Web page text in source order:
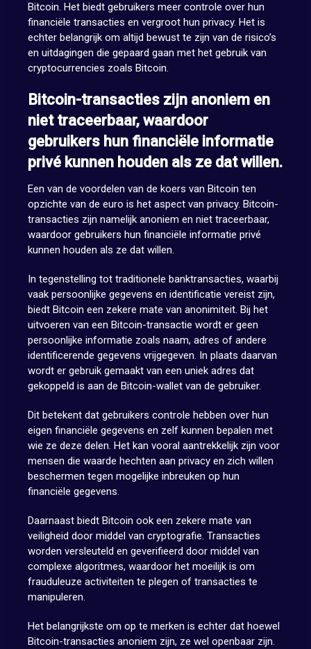
Bitcoin. Het biedt gebruikers meer controle over hun
financiële transacties en vergroot hun privacy. Het is
echter belangrijk om altijd bewust te zijn van de risico’s
en uitdagingen die gepaard gaan met het gebruik van
cryptocurrencies zoals Bitcoin.
Bitcoin-transacties zijn anoniem en
niet traceerbaar, waardoor
gebruikers hun financiële informatie
privé kunnen houden als ze dat willen.
Een van de voordelen van de koers van Bitcoin ten
opzichte van de euro is het aspect van privacy. Bitcoin-
transacties zijn namelijk anoniem en niet traceerbaar,
waardoor gebruikers hun financiële informatie privé
kunnen houden als ze dat willen.
In tegenstelling tot traditionele banktransacties, waarbij
vaak persoonlijke gegevens en identificatie vereist zijn,
biedt Bitcoin een zekere mate van anonimiteit. Bij het
uitvoeren van een Bitcoin-transactie wordt er geen
persoonlijke informatie zoals naam, adres of andere
identificerende gegevens vrijgegeven. In plaats daarvan
wordt er gebruik gemaakt van een uniek adres dat
gekoppeld is aan de Bitcoin-wallet van de gebruiker.
Dit betekent dat gebruikers controle hebben over hun
eigen financiële gegevens en zelf kunnen bepalen met
wie ze deze delen. Het kan vooral aantrekkelijk zijn voor
mensen die waarde hechten aan privacy en zich willen
beschermen tegen mogelijke inbreuken op hun
financiële gegevens.
Daarnaast biedt Bitcoin ook een zekere mate van
veiligheid door middel van cryptografie. Transacties
worden versleuteld en geverifieerd door middel van
complexe algoritmes, waardoor het moeilijk is om
frauduleuze activiteiten te plegen of transacties te
manipuleren.
Het belangrijkste om op te merken is echter dat hoewel
Bitcoin-transacties anoniem zijn, ze wel openbaar zijn.